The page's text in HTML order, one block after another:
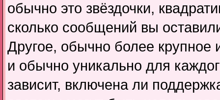
обычно это звёздочки,
сколько сообщений вы
Другое, обычно более крупное
и обычно уникально для
зависит, включена ли